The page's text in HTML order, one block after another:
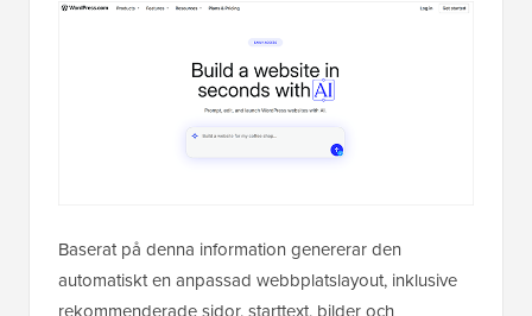
Baserat på denna information genererar den
automatiskt en anpassad webbplatslayout, inklusive